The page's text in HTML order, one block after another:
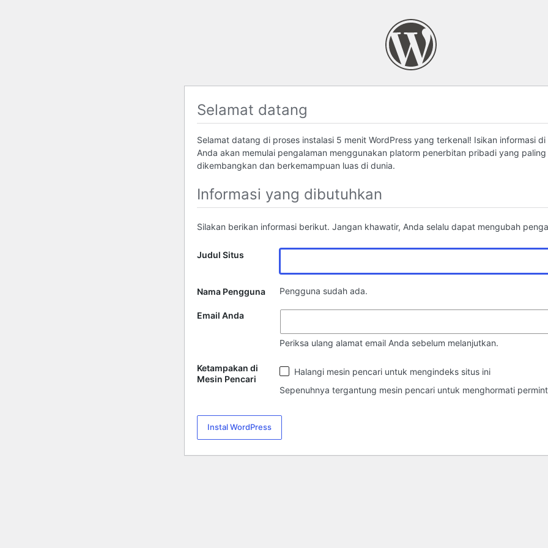
Selamat datang
Selamat datang di proses instalasi 5 menit WordPress yang terkenal! Isikan informasi
Anda akan memulai pengalaman menggunakan platorm penerbitan pribadi yang
dikembangkan dan berkemampuan luas di dunia.
Informasi yang dibutuhkan
Silakan berikan informasi berikut. Jangan khawatir, Anda selalu dapat mengubah
Judul Situs
Nama Pengguna Pengguna sudah ada.
Email Anda
Periksa ulang alamat email Anda sebelum melanjutkan.
Ketampakan di
Mesin Pencari
Ketampakan
di
Mesin
Halangi mesin pencari untuk mengindeks situs ini
Sepenuhnya tergantung mesin pencari untuk menghormati